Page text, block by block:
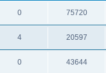
0 75720
4 20597
0 43644